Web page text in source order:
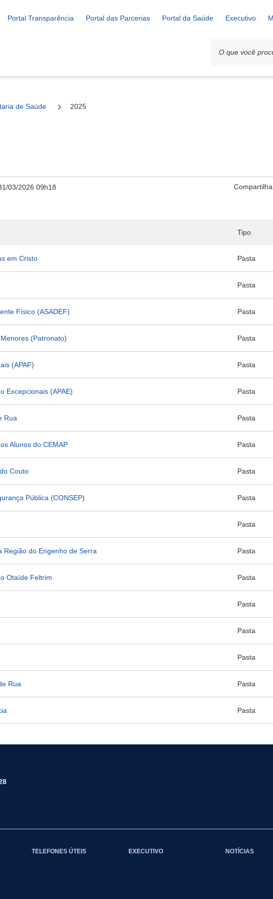
Portal Transparência Portal das Parcerias Portal da Saúde Executivo
de Saúde 2025
03/2026 09h18
Tipo
em Cristo Pasta
Pasta
Físico (ASADEF) Pasta
(Patronato) Pasta
(APAF) Pasta
Excepcionais (APAE) Pasta
Rua Pasta
Alunos do CEMAP Pasta
Couto Pasta
Pública (CONSEP) Pasta
Pasta
Região do Engenho de Serra Pasta
Otaíde Feltrim Pasta
Pasta
Pasta
Pasta
Rua Pasta
Pasta
TELEFONES ÚTEIS EXECUTIVO NOTÍCIAS